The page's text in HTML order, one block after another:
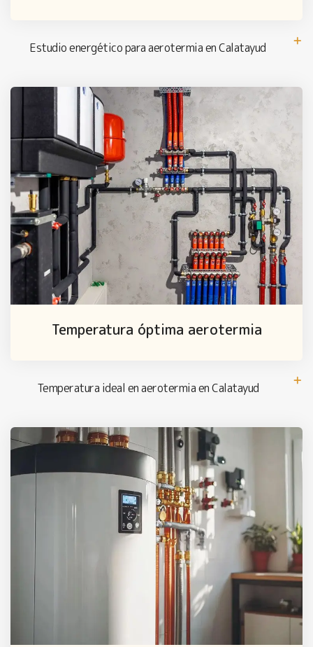
Estudio energético para aerotermia en Calatayud
Temperatura óptima aerotermia
Temperatura ideal en aerotermia en Calatayud